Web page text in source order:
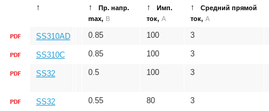
↑ ↑
Пр. напр.
max, В
↑
Имп.
ток, A
↑
Средний прямой
ток, A
SS310AD 0.85 100 3
SS310C 0.85 100 3
SS32 0.5 100 3
SS32 0.55 80 3